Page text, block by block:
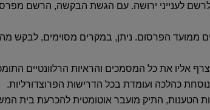
לענייני ירושה. עם הגשת הבקשה, הרשם
כתב ההתנגדות. את ההתנגדות יש להגיש לרשם לענייני ירושה בתוך 14 ימים ממועד הפרסום. ניתן,
אליו את כל המסמכים והראיות הרלוונטיים
כהלכה ועומדת בכל הדרישות הפרוצדורליות.
הטענות, התיק מועבר אוטומטית להכרעת בית